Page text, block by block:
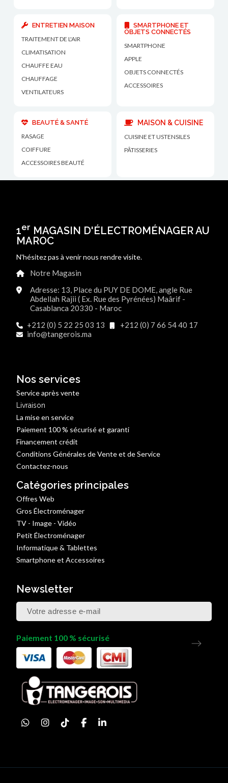
ENTRETIEN MAISON
TRAITEMENT DE L'AIR
CLIMATISATION
CHAUFFE EAU
CHAUFFAGE
VENTILATEURS
SMARTPHONE ET
OBJETS CONNECTÉS
SMARTPHONE
APPLE
OBJETS CONNECTÉS
ACCESSOIRES
BEAUTÉ & SANTÉ
RASAGE
COIFFURE
ACCESSOIRES BEAUTÉ
MAISON & CUISINE
CUISINE ET USTENSILES
PÂTISSERIES
1er MAGASIN D'ÉLECTROMÉNAGER AU
MAROC
N'hésitez pas à venir nous rendre visite.
Notre Magasin
Adresse: 13, Place du PUY DE DOME, angle Rue
Abdellah Rajii ( Ex. Rue des Pyrénées) Maârif -
Casablanca 20330 - Maroc
+212 (0) 5 22 25 03 13
+212 (0) 7 66 54 40 17
info@tangerois.ma
Nos services
Service après vente
Livraison
La mise en service
Paiement 100 % sécurisé et garanti
Financement crédit
Conditions Générales de Vente et de Service
Contactez-nous
Catégories principales
Offres Web
Gros Électroménager
TV - Image - Vidéo
Petit Électroménager
Informatique & Tablettes
Smartphone et Accessoires
Newsletter
Paiement 100 % sécurisé